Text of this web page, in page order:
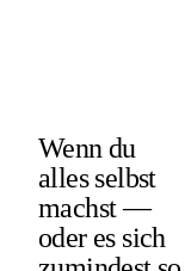
Wenn du
alles selbst
machst—
oder es sich